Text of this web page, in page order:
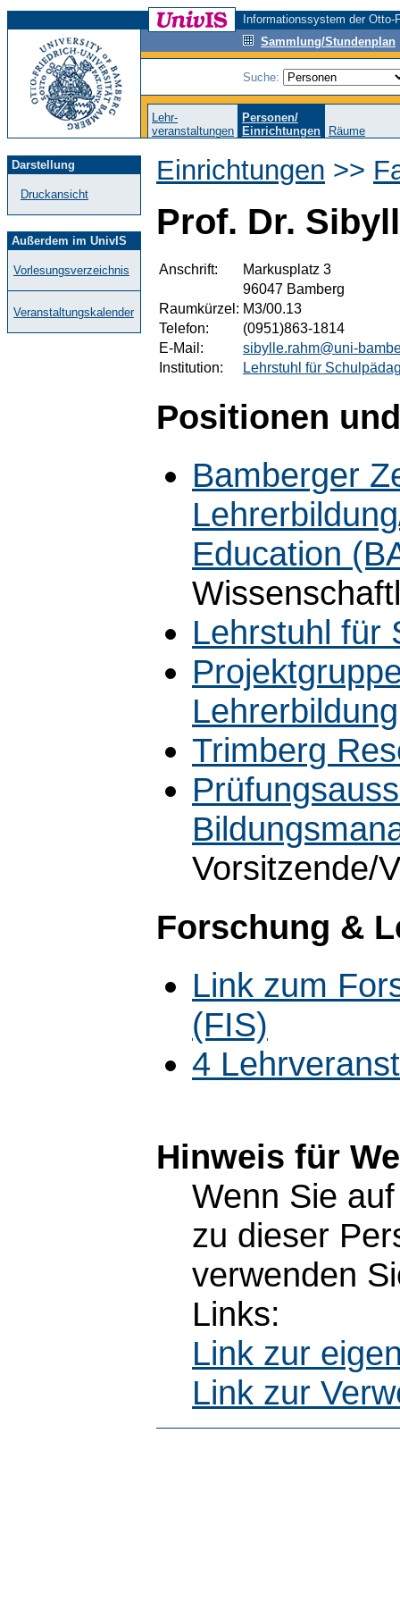
Informationssystem der
Sammlung/Stundenplan
Suche:
Lehr-
veranstaltungen
Personen/
Einrichtungen
Räume
Darstellung
Druckansicht
Außerdem im UnivIS
Vorlesungsverzeichnis
Veranstaltungskalender
Einrichtungen >>
Prof. Dr.
Anschrift:
Markusplatz 3
96047 Bamberg
Raumkürzel: M3/00.13
Telefon:
(0951)863-1814
E-Mail:
sibylle.rahm@uni-
Institution:
Lehrstuhl für
Positionen
Bamberger
Education
Lehrstuhl für
Lehrerbildung
Trimberg
Vorsitzende/
Forschung &
Link zum
(FIS)
4
Hinweis für
Wenn Sie
zu dieser
verwenden
Links:
Link zur
Link zur